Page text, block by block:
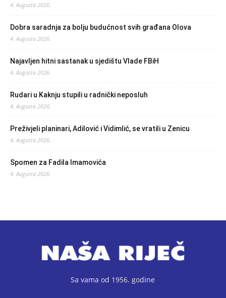
4. Augusta 2026.
Dobra saradnja za bolju budućnost svih građana Olova
4. Augusta 2026.
Najavljen hitni sastanak u sjedištu Vlade FBiH
4. Augusta 2026.
Rudari u Kaknju stupili u radnički neposluh
4. Augusta 2026.
Preživjeli planinari, Adilović i Vidimlić, se vratili u Zenicu
4. Augusta 2026.
Spomen za Fadila Imamovića
4. Augusta 2026.
Sa vama od 1956. godine